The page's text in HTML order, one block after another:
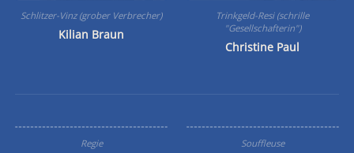
Schlitzer-Vinz (grober Verbrecher)
Kilian Braun
Trinkgeld-Resi (schrille
"Gesellschafterin")
Christine Paul
Regie Souffleuse